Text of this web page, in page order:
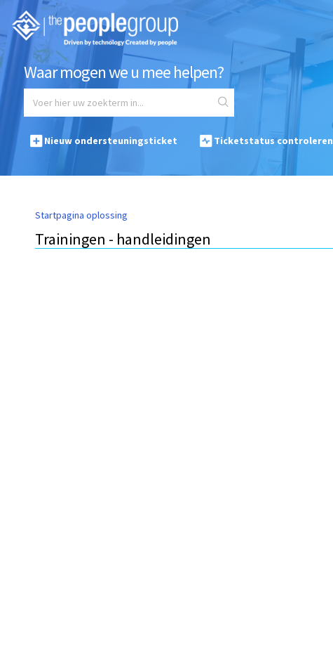
Waar mogen we u mee helpen?
Nieuw ondersteuningsticket Ticketstatus controleren
Startpagina oplossing
Trainingen - handleidingen